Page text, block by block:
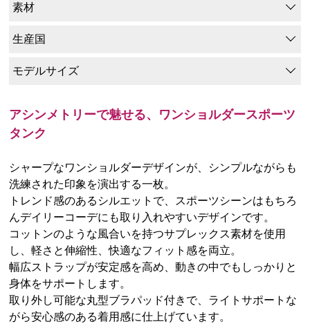
素材
生産国
モデルサイズ
アシンメトリーで魅せる、ワンショルダースポーツ
タンク
シャープなワンショルダーデザインが、シンプルながらも
洗練された印象を演出する一枚。
トレンド感のあるシルエットで、スポーツシーンはもちろ
んデイリーコーデにも取り入れやすいデザインです。
コットンのような風合いを持つサプレックス素材を使用
し、軽さと伸縮性、快適なフィット感を両立。
幅広ストラップが安定感を高め、動きの中でもしっかりと
身体をサポートします。
取り外し可能な丸型ブラパッド付きで、ライトサポートな
がら安心感のある着用感に仕上げています。